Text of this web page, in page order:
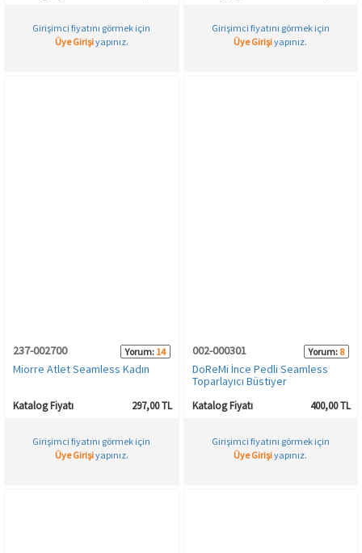
Girişimci fiyatını görmek için
Üye Girişiyapınız.
Girişimci fiyatını görmek için
Üye Girişiyapınız.
237-002700 Yorum: 14
Miorre Atlet Seamless Kadın
Katalog Fiyatı 297,00 TL
Girişimci fiyatını görmek için
Üye Girişiyapınız.
002-000301 Yorum: 8
DoReMi İnce Pedli Seamless
Toparlayıcı Büstiyer
Katalog Fiyatı 400,00 TL
Girişimci fiyatını görmek için
Üye Girişiyapınız.